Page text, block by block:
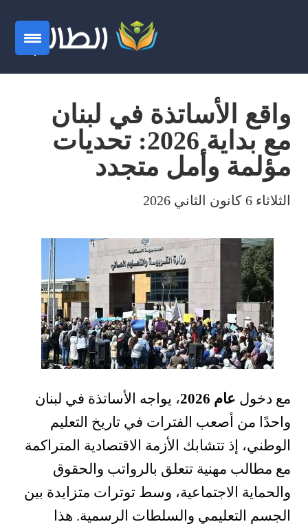
واقع الأساتذة في لبنان
مع بداية 2026: تحديات
مؤلمة وأمل متجدد
الثلاثاء 6 كانون الثاني 2026
مع دخول عام 2026
، يواجه الأساتذة في لبنان
واحدًا من أصعب الفترات في تاريخ التعليم
الوطني، إذ تتشابك الأزمة الاقتصادية المتراكمة
مع مطالب مهنية تتعلق بالرواتب والحقوق
والحماية الاجتماعية، وسط توترات متزايدة بين
الجسم التعليمي والسلطات الرسمية. هذا